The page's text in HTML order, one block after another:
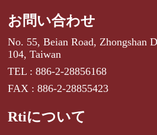
お問い合わせ
No. 55, Beian Road, Zhongshan
104, Taiwan
TEL : 886-2-28856168
FAX : 886-2-28855423
Rtiについて